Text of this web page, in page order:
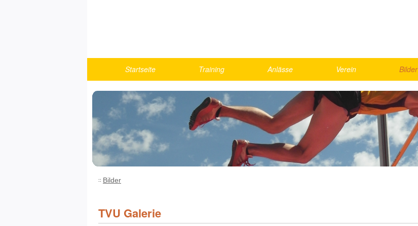
Startseite
Berichte
Training
Turnen
U10
U12
U16
Anlässe
Skirennen
Schnällscht Bödeler
Die Schnällschte Oberländer
UBS Kids Cup
LMM Vorrunde
Verein
Vorstand
Agenda
Jahresmeisterschaft
Rekorde
Bestenliste, Statistik
Bilder
2026
2025
2024
2023
2022
Bilder
TVU Galerie